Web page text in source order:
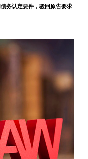
务认定要件，驳回原告要求